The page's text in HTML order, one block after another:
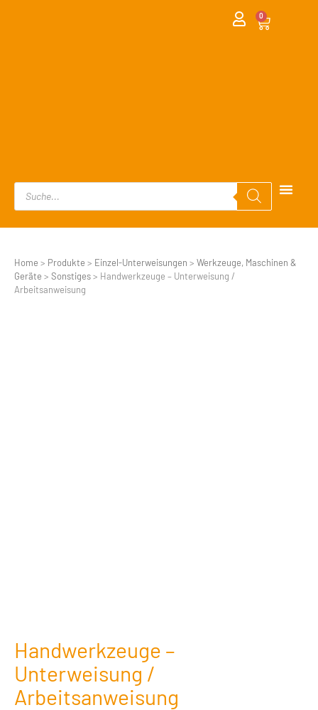
0
Home > Produkte > Einzel-Unterweisungen > Werkzeuge, Maschinen &
Geräte > Sonstiges> Handwerkzeuge – Unterweisung /
Arbeitsanweisung
Handwerkzeuge –
Unterweisung /
Arbeitsanweisung